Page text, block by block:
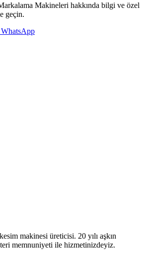
Makineleri hakkında bilgi ve özel
geçin.
WhatsApp
makinesi üreticisi. 20 yılı aşkın
memnuniyeti ile hizmetinizdeyiz.